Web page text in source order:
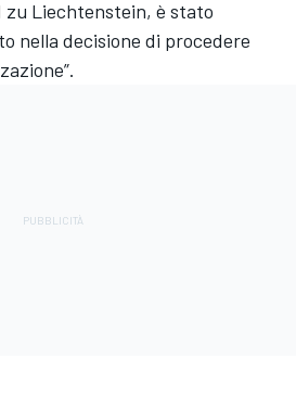
zu Liechtenstein, è stato
nella decisione di procedere